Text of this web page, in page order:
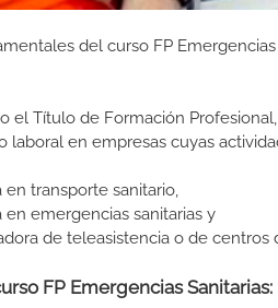
del curso FP
el Título de Formación
laboral en empresas cuyas
transporte sanitario,
emergencias sanitarias y
de teleasistencia o de centros
FP Emergencias Sanitarias: